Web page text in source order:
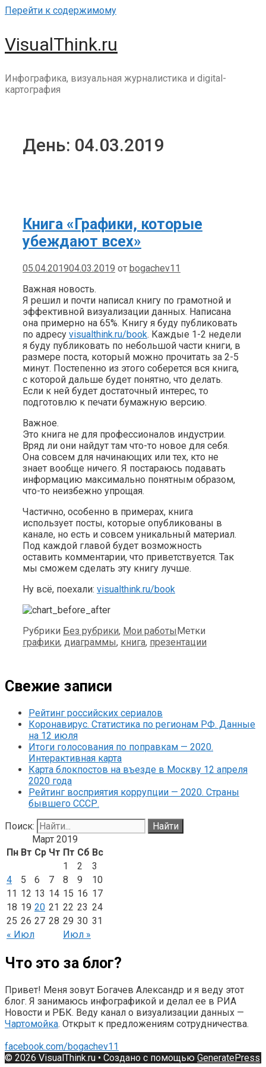
Перейти к содержимому
VisualThink.ru
Инфографика, визуальная журналистика и digital-
картография
День: 04.03.2019
Книга «Графики, которые
убеждают всех»
05.04.201904.03.2019 от bogachev11
Важная новость.
Я решил и почти написал книгу по грамотной и
эффективной визуализации данных. Написана
она примерно на 65%. Книгу я буду публиковать
по адресу visualthink.ru/book. Каждые 1-2 недели
я буду публиковать по небольшой части книги, в
размере поста, который можно прочитать за 2-5
минут. Постепенно из этого соберется вся книга,
с которой дальше будет понятно, что делать.
Если к ней будет достаточный интерес, то
подготовлю к печати бумажную версию.
Важное.
Это книга не для профессионалов индустрии.
Вряд ли они найдут там что-то новое для себя.
Она совсем для начинающих или тех, кто не
знает вообще ничего. Я постараюсь подавать
информацию максимально понятным образом,
что-то неизбежно упрощая.
Частично, особенно в примерах, книга
использует посты, которые опубликованы в
канале, но есть и совсем уникальный материал.
Под каждой главой будет возможность
оставить комментарии, что приветствуется. Так
мы сможем сделать эту книгу лучше.
Ну всё, поехали: visualthink.ru/book
Рубрики Без рубрики, Мои работыМетки
графики, диаграммы, книга, презентации
Свежие записи
Рейтинг российских сериалов
Коронавирус. Статистика по регионам РФ. Данные
на 12 июля
Итоги голосования по поправкам — 2020.
Интерактивная карта
Карта блокпостов на въезде в Москву 12 апреля
2020 года
Рейтинг восприятия коррупции — 2020. Страны
бывшего СССР.
Поиск:
Март 2019
Пн Вт Ср Чт Пт Сб Вс
« Июл Июл »
1 2
3
4
5 6 7 8 9
10
11 12 13 14 15 16 17
18 19 20 21 22 23 24
25 26 27 28 29 30 31
Что это за блог?
Привет! Меня зовут Богачев Александр и я веду этот
блог. Я занимаюсь инфографикой и делал ее в РИА
Новости и РБК. Веду канал о визуализации данных —
Чартомойка. Открыт к предложениям сотрудничества.
facebook.com/bogachev11
© 2026 VisualThink.ru • Создано с помощью GeneratePress